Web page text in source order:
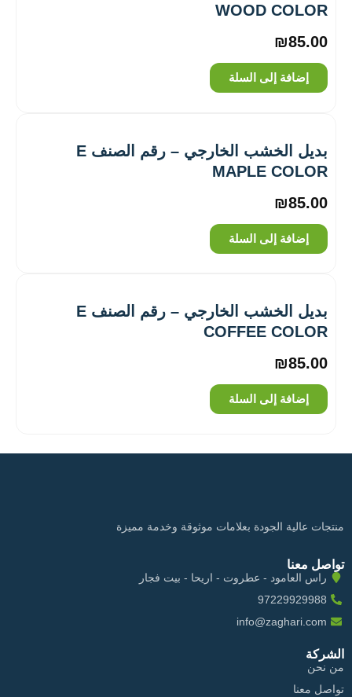
WOOD COLOR
₪85.00
إضافة إلى السلة
بديل الخشب الخارجي – رقم الصنف E
MAPLE COLOR
₪85.00
إضافة إلى السلة
بديل الخشب الخارجي – رقم الصنف E
COFFEE COLOR
₪85.00
إضافة إلى السلة
منتجات عالية الجودة بعلامات موثوقة وخدمة مميزة
تواصل معنا
راس العامود - عطروت - اريحا - بيت فجار
97229929988
info@zaghari.com
الشركة
من نحن
تواصل معنا